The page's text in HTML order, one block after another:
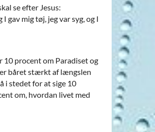
se efter Jesus:
gav mig tøj, jeg var syg, og I
procent om Paradiset og
båret stærkt af længslen
i stedet for at sige 10
om, hvordan livet med